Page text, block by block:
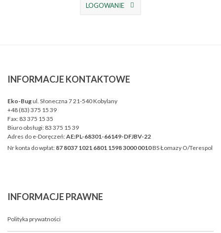
LOGOWANIE
INFORMACJE KONTAKTOWE
Eko-Bugul. Słoneczna 7 21-540 Kobylany
+48 (83) 375 15 39
Fax: 83 375 15 35
Biuro obsługi: 83 375 15 39
Adres do e-Doręczeń:AE:PL-68301-66149-DFJBV-22
Nr konta do wpłat: 87 8037 1021 6801 1598 3000 0010BS Łomazy O/Terespol
INFORMACJE PRAWNE
Polityka prywatności